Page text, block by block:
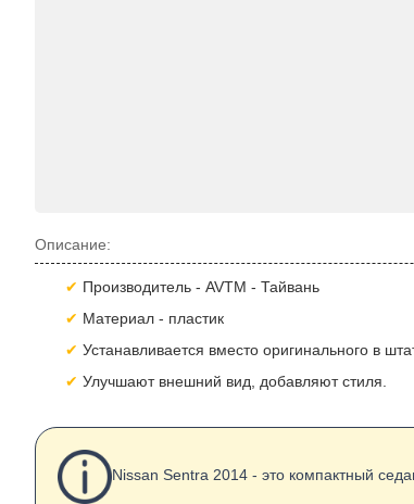
Описание:
Производитель - AVTM - Тайвань
Материал - пластик
Устанавливается вместо оригинального в
Улучшают внешний вид, добавляют стиля.
Nissan Sentra 2014 - это компактный